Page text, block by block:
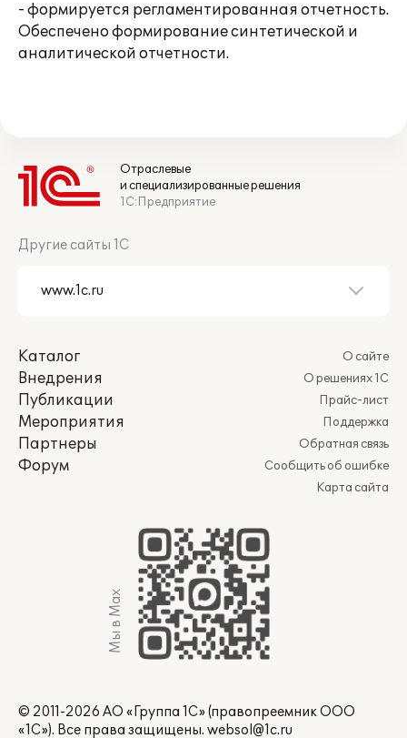
- формируется регламентированная отчетность.
Обеспечено формирование синтетической и
аналитической отчетности.
Отраслевые
и специализированные решения
1С:Предприятие
Другие сайты 1С
Каталог
Внедрения
Публикации
Мероприятия
Партнеры
Форум
О сайте
О решениях 1С
Прайс-лист
Поддержка
Обратная связь
Сообщить об ошибке
Карта сайта
Мы в Max
© 2011-2026 АО «Группа 1С» (правопреемник ООО
«1С»). Все права защищены. websol@1c.ru